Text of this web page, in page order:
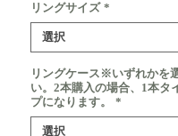
リングサイズ *
リングケース※いずれかを
い。2本購入の場合、1本タ
プになります。
*